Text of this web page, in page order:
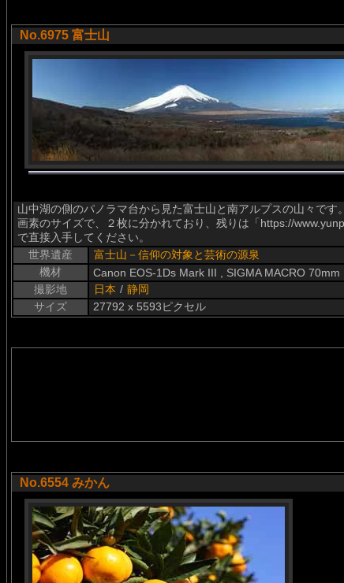
No.6975 富士山
山中湖の側のパノラマ台から見た富士山と南アルプスの山々で
画素のサイズで、２枚に分かれており、残りは「https://
で直接入手してください。
世界遺産
富士山－信仰の対象と芸術の源泉
機材
Canon EOS-1Ds Mark III , SIGMA MACRO 70mm
撮影地
日本 / 静岡
サイズ
27792 x 5593ピクセル
No.6554 みかん